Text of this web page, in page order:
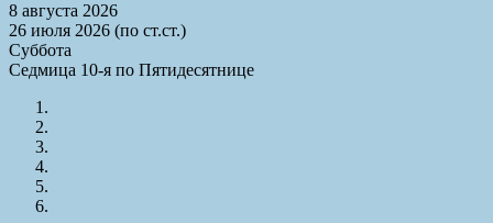
8 августа 2026
26 июля 2026 (по ст.ст.)
Суббота
Седмица 10-я по Пятидесятнице